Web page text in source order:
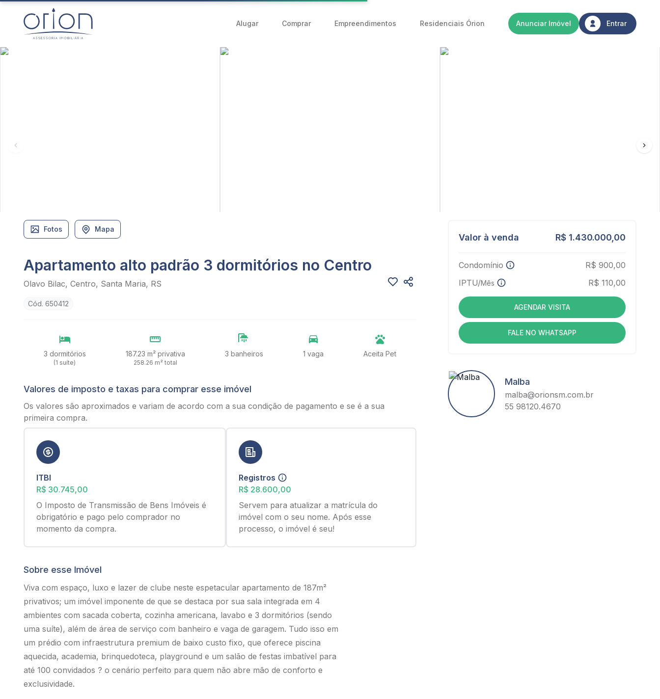
Alugar Comprar Empreendimentos Residenciais Órion Anunciar Imóvel Entrar
Fotos Mapa
Apartamento alto padrão 3 dormitórios no Centro
Olavo Bilac, Centro, Santa Maria, RS
Cód. 650412
3 dormitórios
(1 suíte)
187.23 m² privativa
258.26 m² total
3 banheiros 1 vaga Aceita Pet
Valores de imposto e taxas para comprar esse imóvel
Os valores são aproximados e variam de acordo com a sua condição de pagamento e se é a sua
primeira compra.
ITBI
R$ 30.745,00
O Imposto de Transmissão de Bens Imóveis é
obrigatório e pago pelo comprador no
momento da compra.
Registros
R$ 28.600,00
Servem para atualizar a matrícula do
imóvel com o seu nome. Após esse
processo, o imóvel é seu!
Sobre esse Imóvel
Viva com espaço, luxo e lazer de clube neste espetacular apartamento de 187m²
privativos; um imóvel imponente de que se destaca por sua sala integrada em 4
ambientes com sacada coberta, cozinha americana, lavabo e 3 dormitórios (sendo
uma suíte), além de área de serviço com banheiro e vaga de garagem. Tudo isso em
um prédio com infraestrutura premium de baixo custo fixo, que oferece piscina
aquecida, academia, brinquedoteca, playground e um salão de festas imbatível para
até 100 convidados ? o cenário perfeito para quem não abre mão de conforto e
exclusividade.
Valor à venda R$ 1.430.000,00
Condomínio
R$ 900,00
IPTU/Mês R$ 110,00
AGENDAR VISITA
FALE NO WHATSAPP
Malba
malba@orionsm.com.br
55 98120.4670